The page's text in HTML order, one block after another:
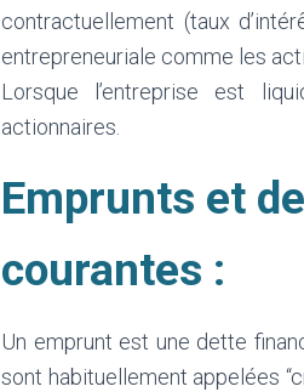
contractuellement (taux
entrepreneuriale comme les
Lorsque l’entreprise est
actionnaires.
Emprunts et
courantes :
Un emprunt est une dette
sont habituellement appelées